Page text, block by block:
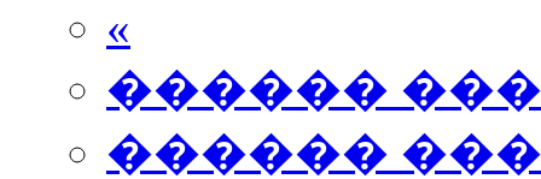
«
������
������